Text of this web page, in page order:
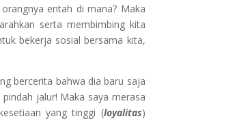
entah di mana? Maka
serta membimbing kita
bekerja sosial bersama kita,
bercerita bahwa dia baru saja
jalur! Maka saya merasa
yang tinggi (loyalitas)